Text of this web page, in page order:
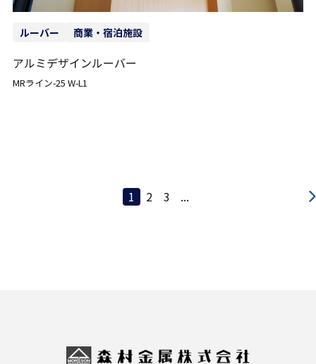
ルーバー 商業・宿泊施設
アルミデザインルーバー
MRライン-25 W-L1
1 2 3 ...